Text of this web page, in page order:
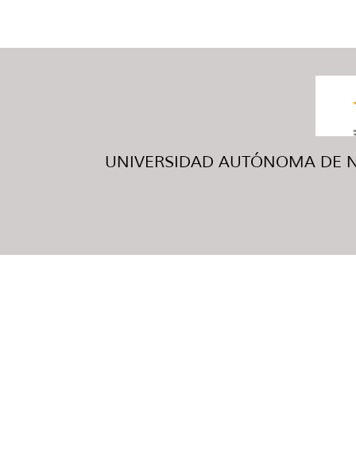
UNIVERSIDAD AUTÓNOMA DE